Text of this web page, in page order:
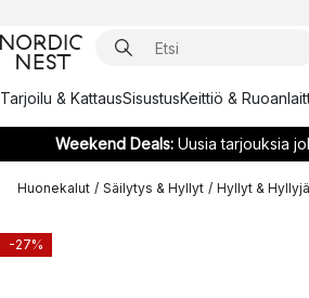
Tarjoilu & KattausSisustusKeittiö &
Weekend Deals:Uusia tarjouksia
Huonekalut / Säilytys & Hyllyt / Hyllyt &
-27%